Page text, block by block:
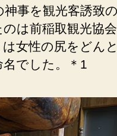
事を観光客誘致
は前稲取観光協
女性の尻をどん
でした。＊1